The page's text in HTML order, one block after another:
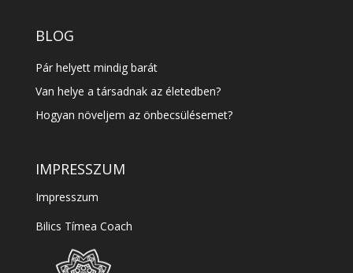
BLOG
Pár helyett mindig barát
Van helye a társadnak az életedben?
Hogyan növeljem az önbecsülésemet?
IMPRESSZUM
Impresszum
Bilics Tímea Coach